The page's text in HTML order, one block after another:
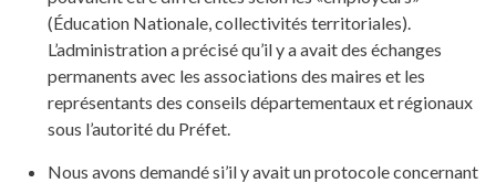
(Éducation Nationale, collectivités territoriales).
L’administration a précisé qu’il y a avait des échanges
permanents avec les associations des maires et les
représentants des conseils départementaux et régionaux
sous l’autorité du Préfet.
Nous avons demandé si’il y avait un protocole concernant